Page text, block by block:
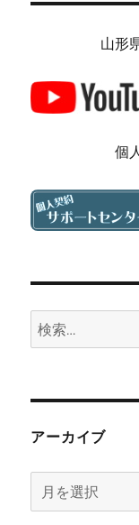
山形
個
検
索:
アーカイブ
ー